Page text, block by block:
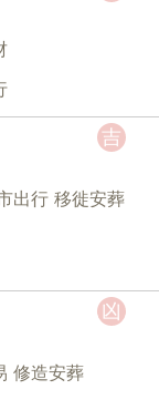
出行 移徙安葬
吉
修造安葬
凶